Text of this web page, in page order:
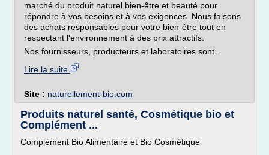
marché du produit naturel bien-être et beauté pour
répondre à vos besoins et à vos exigences. Nous faisons
des achats responsables pour votre bien-être tout en
respectant l'environnement à des prix attractifs.
Nos fournisseurs, producteurs et laboratoires sont...
Lire la suite
Site : naturellement-bio.com
Produits naturel santé, Cosmétique bio et
Complément ...
Complément Bio Alimentaire et Bio Cosmétique